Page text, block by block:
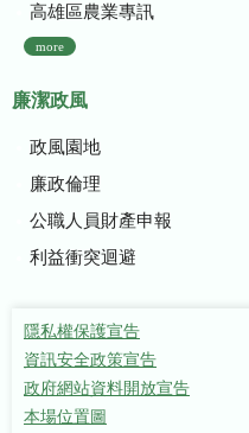
高雄區農業專訊
more
廉潔政風
政風園地
廉政倫理
公職人員財產申報
利益衝突迴避
隱私權保護宣告
資訊安全政策宣告
政府網站資料開放宣告
本場位置圖